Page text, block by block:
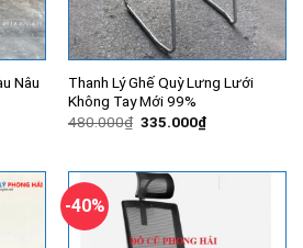
Nâu
Thanh Lý Ghế Quỳ Lưng Lưới
Không Tay Mới 99%
480.000₫ Giá
335.000₫Giá
hiện
335.000₫.
-40%